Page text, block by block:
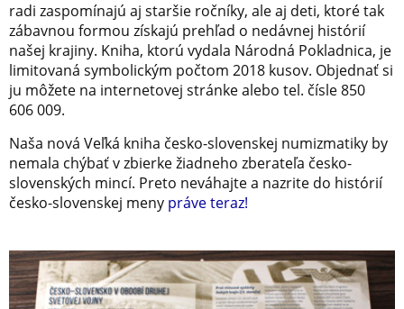
radi zaspomínajú aj staršie ročníky, ale aj deti, ktoré tak
zábavnou formou získajú prehľad o nedávnej histórií
našej krajiny. Kniha, ktorú vydala Národná Pokladnica, je
limitovaná symbolickým počtom 2018 kusov. Objednať si
ju môžete na internetovej stránke alebo tel. čísle 850
606 009.
Naša nová Veľká kniha česko-slovenskej numizmatiky by
nemala chýbať v zbierke žiadneho zberateľa česko-
slovenských mincí. Preto neváhajte a nazrite do histórií
česko-slovenskej meny práve teraz!